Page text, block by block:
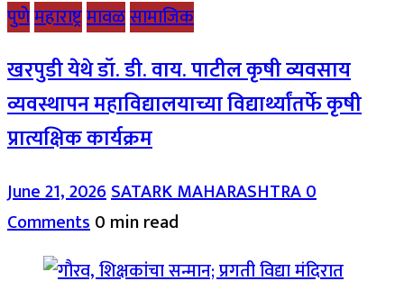
पुणेमहाराष्ट्रमावळसामाजिक
खरपुडी येथे डॉ. डी. वाय. पाटील कृषी व्यवसाय
व्यवस्थापन महाविद्यालयाच्या विद्यार्थ्यांतर्फे कृषी
प्रात्यक्षिक कार्यक्रम
June 21, 2026SATARK MAHARASHTRA0
Comments0 min read